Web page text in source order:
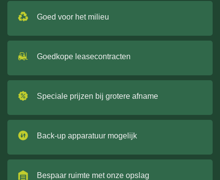
Goed voor het milieu
Goedkope leasecontracten
Speciale prijzen bij grotere afname
Back-up apparatuur mogelijk
Bespaar ruimte met onze opslag